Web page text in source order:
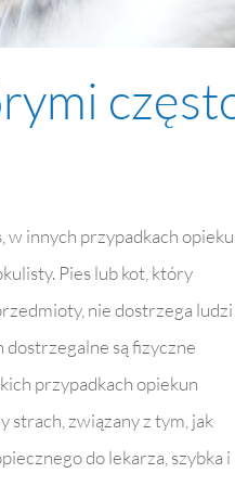
w innych przypadkach
Pies lub kot, który
nie dostrzega ludzi
dostrzegalne są fizyczne
przypadkach opiekun
strach, związany z tym, jak
do lekarza, szybka i